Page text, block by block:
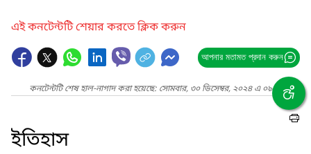
এই কনটেন্টটি শেয়ার করতে ক্লিক করুন
আপনার মতামত প্রদান করুন
কনটেন্টটি শেষ হাল-নাগাদ করা হয়েছে: সোমবার, ৩০ ডিসেম্বর, ২০২৪ এ ০৯:২৪ PM
ইতিহাস